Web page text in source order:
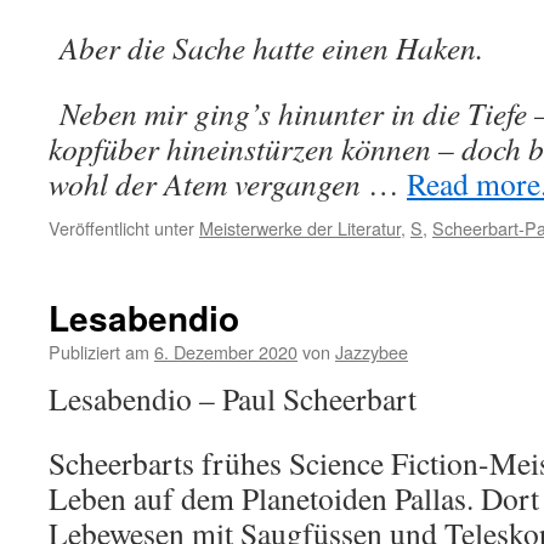
Aber die Sache hatte einen Haken.
Neben mir ging’s hinunter in die Tiefe
kopfüber hineinstürzen können – doch
wohl der Atem vergangen … Read
Veröffentlicht unter Meisterwerke der Literatur, S, Scheerbart-
Lesabendio
Publiziert am 6. Dezember 2020von Jazzybee
Lesabendio – Paul Scheerbart
Scheerbarts frühes Science Fiction-
Leben auf dem Planetoiden Pallas.
Lebewesen mit Saugfüssen und